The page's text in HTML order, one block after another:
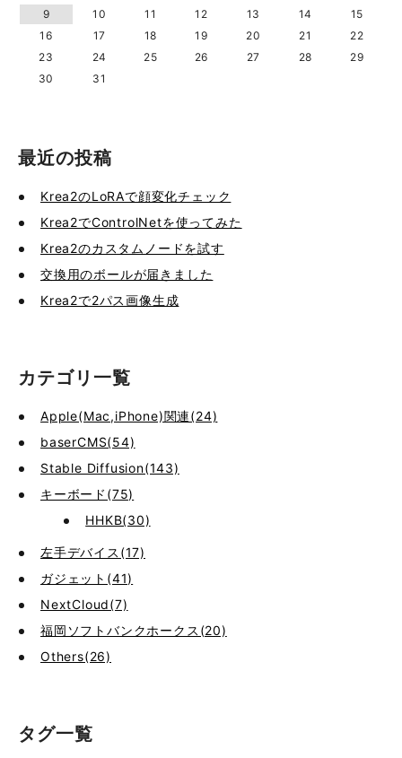
9
10 11 12 13 14
15
16
17 18 19 20 21
22
23
24 25 26 27 28
29
30
31
最近の投稿
Krea2のLoRAで顔変化チェック
Krea2でControlNetを使ってみた
Krea2のカスタムノードを試す
交換用のボールが届きました
Krea2で2パス画像生成
カテゴリ一覧
Apple(Mac,iPhone)関連(24)
baserCMS(54)
Stable Diffusion(143)
キーボード(75)
HHKB(30)
左手デバイス(17)
ガジェット(41)
NextCloud(7)
福岡ソフトバンクホークス(20)
Others(26)
タグ一覧